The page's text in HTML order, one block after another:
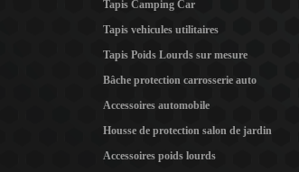
Tapis Camping Car
Tapis vehicules utilitaires
Tapis Poids Lourds sur mesure
Bâche protection carrosserie auto
Accessoires automobile
Housse de protection salon de jardin
Accessoires poids lourds